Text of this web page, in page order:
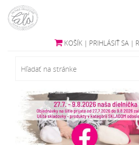
KOŠÍK | PRIHLÁSIŤ SA |